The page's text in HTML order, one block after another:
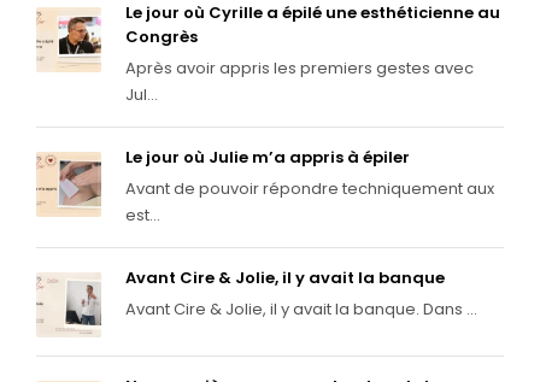
Le jour où Cyrille a épilé une esthéticienne au
Congrès
Après avoir appris les premiers gestes avec
Jul...
Le jour où Julie m’a appris à épiler
Avant de pouvoir répondre techniquement aux
est...
Avant Cire & Jolie, il y avait la banque
Avant Cire & Jolie, il y avait la banque. Dans ...